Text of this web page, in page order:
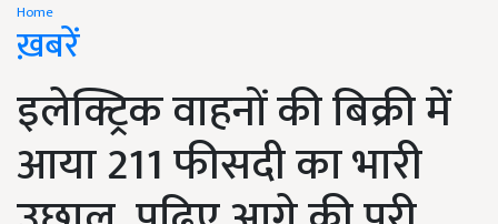
Home
ख़बरें
इलेक्ट्रिक वाहनों की बिक्री में
आया 211 फीसदी का भारी